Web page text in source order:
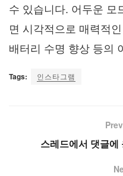
수 있습니다. 어두운 모
면 시각적으로 매력적
배터리 수명 향상 등의
Tags: 인스타그램
스레드에서 댓글에